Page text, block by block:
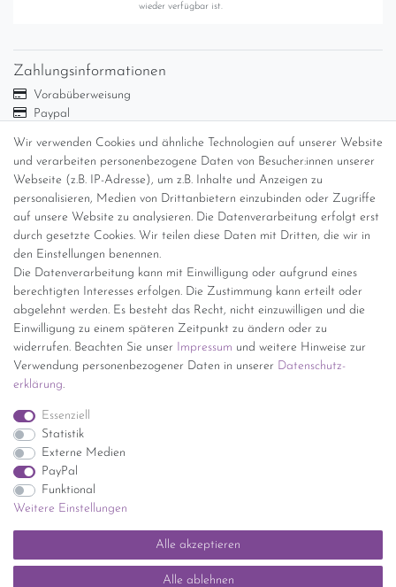
wieder verfügbar ist.
Wir verwenden Cookies und ähnliche Technologien auf unserer Website
und verarbeiten personenbezogene Daten von Besucher:innen unserer
Webseite (z.B. IP-Adresse), um z.B. Inhalte und Anzeigen zu
personalisieren, Medien von Drittanbietern einzubinden oder Zugriffe
auf unsere Website zu analysieren. Die Datenverarbeitung erfolgt erst
durch gesetzte Cookies. Wir teilen diese Daten mit Dritten, die wir in
den Einstellungen benennen.
Die Datenverarbeitung kann mit Einwilligung oder aufgrund eines
berechtigten Interesses erfolgen. Die Zustimmung kann erteilt oder
abgelehnt werden. Es besteht das Recht, nicht einzuwilligen und die
Einwilligung zu einem späteren Zeitpunkt zu ändern oder zu
widerrufen. Beachten Sie unser Impressum und weitere Hinweise zur
Verwendung personenbezogener Daten in unserer Daten­schutz­
erklärung.
Essenziell
Statistik
Externe Medien
PayPal
Funktional
Weitere Einstellungen
Alle akzeptieren
Alle ablehnen
Zahlungsinformationen
Vorabüberweisung
Paypal
Versandinformationen
Versand per GLS (6,90 Euro) oder DHL (8,49 Euro ) inkl. MwSt.
(innerhalb Deutschlands)
kostenfreie Lieferung ab 150 Euro Warenwert (innerhalb
Deutschlands)
Übersicht Internationale Versandkosten
Wir kaufen an
Sie haben zuviel Porzellan im Schrank? Gerne kaufen wir dieses an.
Einfach unverbindliches Angebot anfordern.
*Endpreis inkl. MwSt. (Dieser Artikel unterliegt gem. § 25a
UStG der Differenzbesteuerung, ein Ausweis der
Mehrwertsteuer auf der Rechnung erfolgt nicht.)
Impressum Daten­schutz­erklärung
Vertrag widerrufen Kontakt